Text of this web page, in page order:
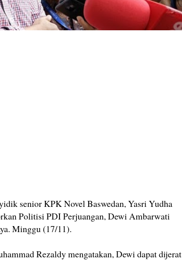
senior KPK Novel Baswedan, Yasri Yudha
Politisi PDI Perjuangan, Dewi Ambarwati
Minggu (17/11).
Rezaldy mengatakan, Dewi dapat dijerat